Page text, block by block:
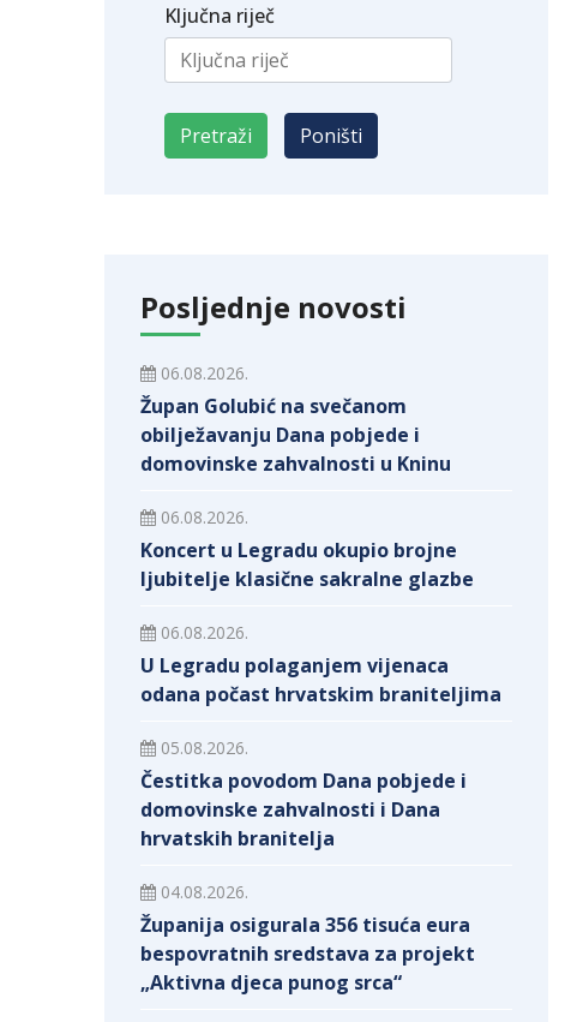
Ključna riječ
Posljednje novosti
06.08.2026.
Župan Golubić na svečanom
obilježavanju Dana pobjede i
domovinske zahvalnosti u Kninu
06.08.2026.
Koncert u Legradu okupio brojne
ljubitelje klasične sakralne glazbe
06.08.2026.
U Legradu polaganjem vijenaca
odana počast hrvatskim braniteljima
05.08.2026.
Čestitka povodom Dana pobjede i
domovinske zahvalnosti i Dana
hrvatskih branitelja
04.08.2026.
Županija osigurala 356 tisuća eura
bespovratnih sredstava za projekt
„Aktivna djeca punog srca“